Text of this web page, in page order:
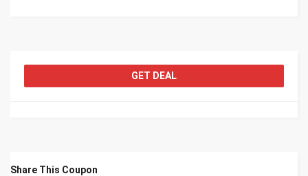
GET DEAL
Share This Coupon